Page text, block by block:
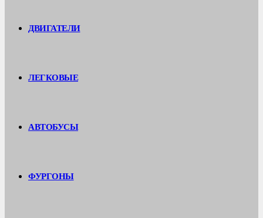
ДВИГАТЕЛИ
ЛЕГКОВЫЕ
АВТОБУСЫ
ФУРГОНЫ